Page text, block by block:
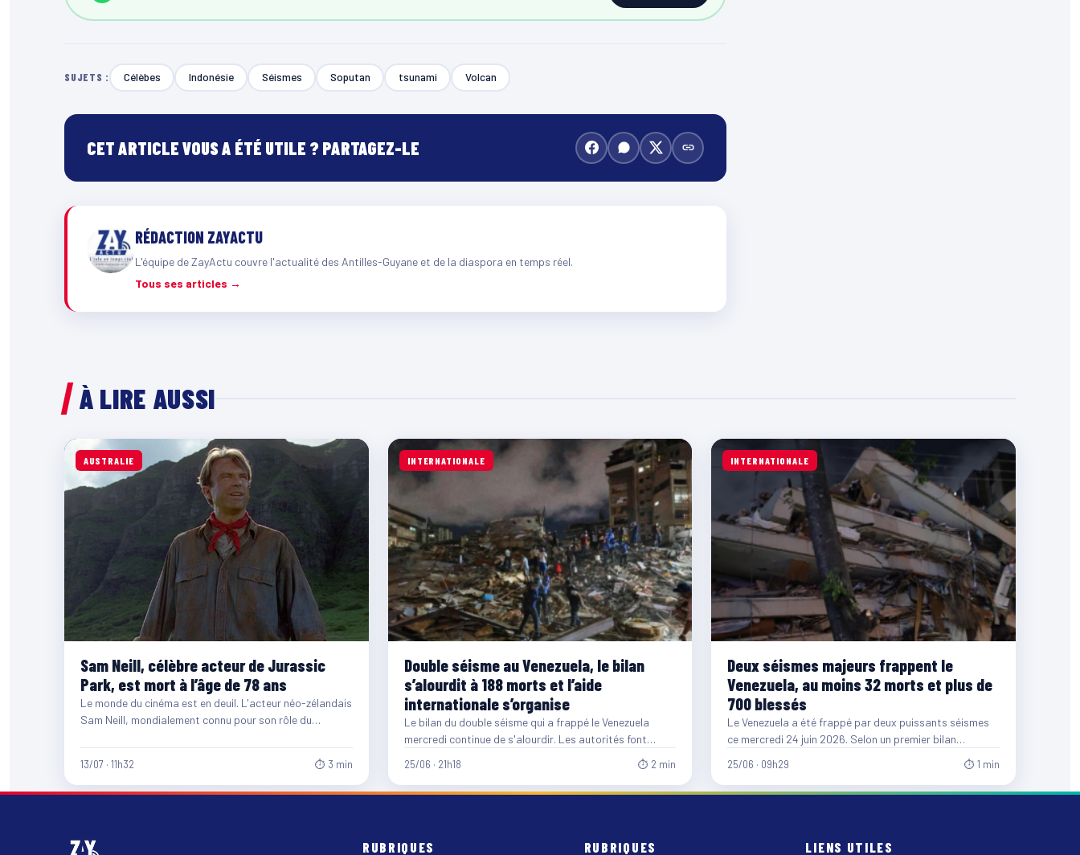
SUJETS : Célèbes Indonésie Séismes Soputan tsunami Volcan
CET ARTICLE VOUS A ÉTÉ UTILE ? PARTAGEZ-LE
RÉDACTION ZAYACTU
L'équipe de ZayActu couvre l'actualité des Antilles-Guyane et de la diaspora en temps réel.
Tous ses articles →
À LIRE AUSSI
AUSTRALIE
Sam Neill, célèbre acteur de Jurassic
Park, est mort à l’âge de 78 ans
Le monde du cinéma est en deuil. L'acteur néo-zélandais
Sam Neill, mondialement connu pour son rôle du
13/07 · 11h32 ⏱ 3 min
INTERNATIONALE
Double séisme au Venezuela, le bilan
s’alourdit à 188 morts et l’aide
internationale s’organise
Le bilan du double séisme qui a frappé le Venezuela
mercredi continue de s'alourdir. Les autorités font
25/06 · 21h18 ⏱ 2 min
INTERNATIONALE
Deux séismes majeurs frappent le
Venezuela, au moins 32 morts et plus de
700 blessés
Le Venezuela a été frappé par deux puissants séismes
ce mercredi 24 juin 2026. Selon un premier bilan…
25/06 · 09h29 ⏱ 1 min
RUBRIQUES RUBRIQUES LIENS UTILES